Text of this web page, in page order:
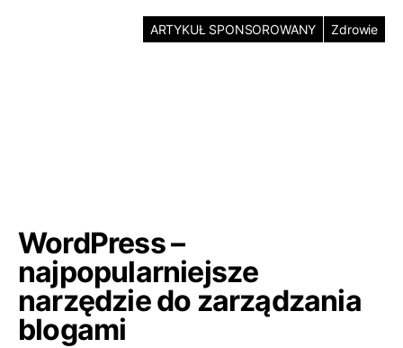
ARTYKUŁ SPONSOROWANY Zdrowie
WordPress –
najpopularniejsze
narzędzie do zarządzania
blogami